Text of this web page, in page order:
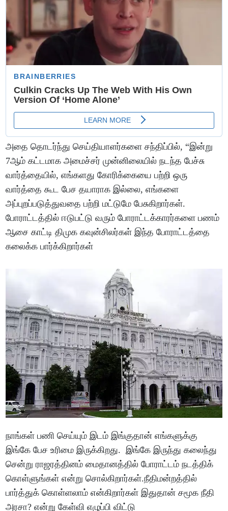
அதை தொடர்ந்து செய்தியாளர்களை சந்திப்பில், “இன்று
7ஆம் கட்டமாக அமைச்சர் முன்னிலையில் நடந்த பேச்சு
வார்த்தையில், எங்களது கோரிக்கையை பற்றி ஒரு
வார்த்தை கூட பேச தயாராக இல்லை, எங்களை
அப்புறப்படுத்துவதை பற்றி மட்டுமே பேசுகிறார்கள்.
போராட்டத்தில் ஈடுபட்டு வரும் போராட்டக்காரர்களை பணம்
ஆசை காட்டி திமுக கவுன்சிலர்கள் இந்த போராட்டத்தை
கலைக்க பார்க்கிறார்கள்
நாங்கள் பணி செய்யும் இடம் இங்குதான் எங்களுக்கு
இங்கே பேச உரிமை இருக்கிறது. இங்கே இருந்து கலைந்து
சென்று ராஜரத்தினம் மைதானத்தில் போராட்டம் நடத்திக்
கொள்ளுங்கள் என்று சொல்கிறார்கள்.நீதிமன்றத்தில்
பார்த்துக் கொள்ளலாம் என்கிறார்கள் இதுதான் சமூக நீதி
அரசா? என்று கேள்வி எழுப்பி விட்டு